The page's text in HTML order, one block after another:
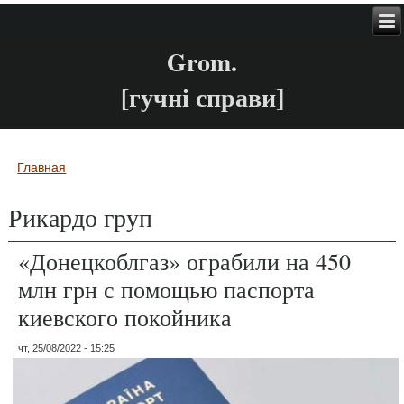
Grom.
[гучні справи]
Вы здесь
Главная
Рикардо груп
«Донецкоблгаз» ограбили на 450
млн грн с помощью паспорта
киевского покойника
чт, 25/08/2022 - 15:25